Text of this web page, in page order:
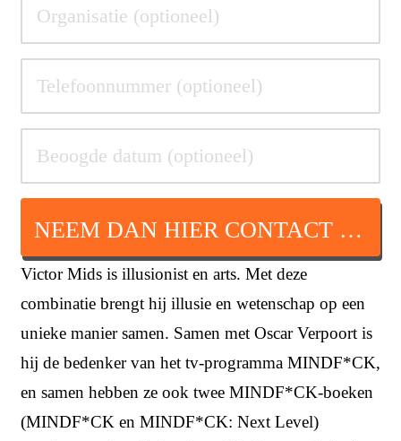
NEEM DAN HIER CONTACT OP
Victor Mids is illusionist en arts. Met deze
combinatie brengt hij illusie en wetenschap op een
unieke manier samen. Samen met Oscar Verpoort is
hij de bedenker van het tv-programma MINDF*CK,
en samen hebben ze ook twee MINDF*CK-boeken
(MINDF*CK en MINDF*CK: Next Level)